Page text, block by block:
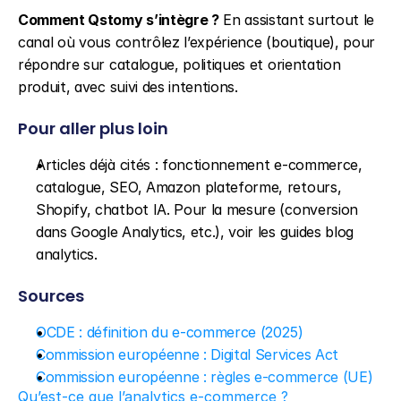
Comment Qstomy s’intègre ? En assistant surtout le
canal où vous contrôlez l’expérience (boutique), pour
répondre sur catalogue, politiques et orientation
produit, avec suivi des intentions.
Pour aller plus loin
Articles déjà cités : fonctionnement e-commerce,
catalogue, SEO, Amazon plateforme, retours,
Shopify, chatbot IA. Pour la mesure (conversion
dans Google Analytics, etc.), voir les guides blog
analytics.
Sources
OCDE : définition du e-commerce (2025)
Commission européenne : Digital Services Act
Commission européenne : règles e-commerce (UE)
Qu’est-ce que l’analytics e-commerce ?